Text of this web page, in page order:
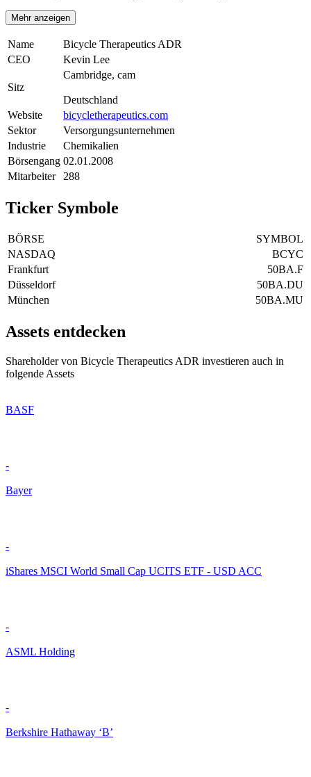
Mehr anzeigen
Name
Bicycle Therapeutics ADR
CEO
Kevin Lee
Sitz
Cambridge, cam
Deutschland
Website
bicycletherapeutics.com
Sektor
Versorgungsunternehmen
Industrie
Chemikalien
Börsengang 02.01.2008
Mitarbeiter
288
Ticker Symbole
BÖRSE
SYMBOL
NASDAQ
BCYC
Frankfurt
50BA.F
Düsseldorf
50BA.DU
München
50BA.MU
Assets entdecken
Shareholder von Bicycle Therapeutics ADR investieren auch in
folgende Assets
BASF
-
Bayer
-
iShares MSCI World Small Cap UCITS ETF - USD ACC
-
ASML Holding
-
Berkshire Hathaway ‘B’